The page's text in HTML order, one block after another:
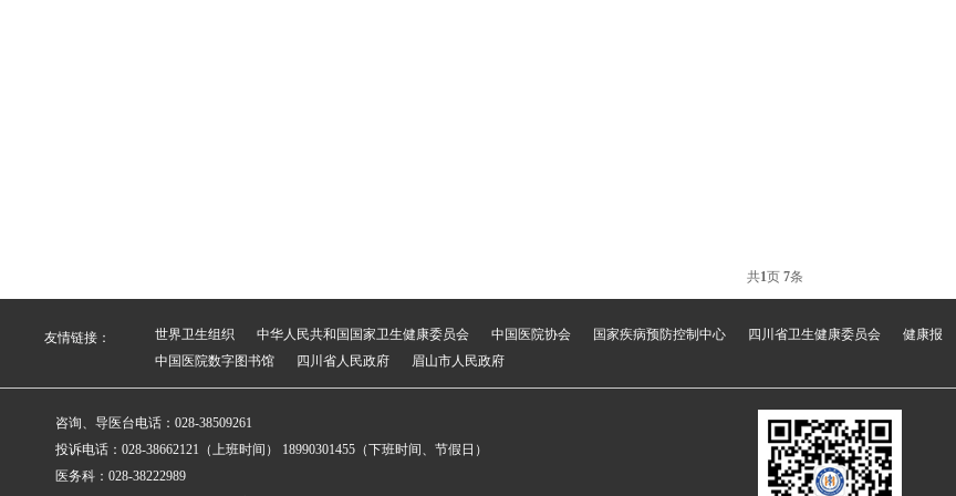
共1页 7条
友情链接： 世界卫生组织 中华人民共和国国家卫生健康委员会 中国医院协会 国家疾病预防控制中心 四川省卫生健康委员会 健康报
中国医院数字图书馆
四川省人民政府 眉山市人民政府
咨询、导医台电话：028-38509261
投诉电话：028-38662121（上班时间） 18990301455（下班时间、节假日）
医务科：028-38222989